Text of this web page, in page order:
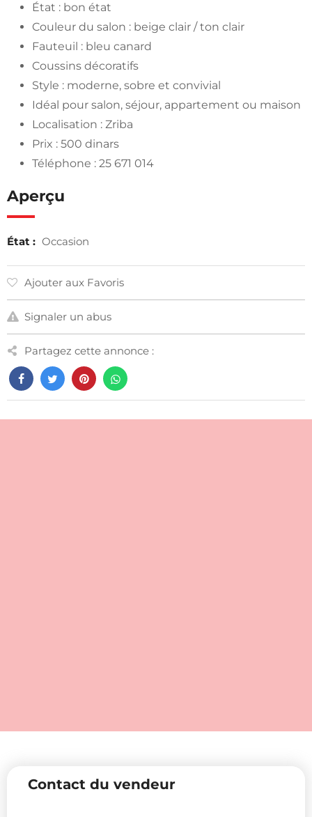
État : bon état
Couleur du salon : beige clair / ton clair
Fauteuil : bleu canard
Coussins décoratifs
Style : moderne, sobre et convivial
Idéal pour salon, séjour, appartement ou maison
Localisation : Zriba
Prix : 500 dinars
Téléphone : 25 671 014
Aperçu
État : Occasion
Ajouter aux Favoris
Signaler un abus
Partagez cette annonce :
Contact du vendeur